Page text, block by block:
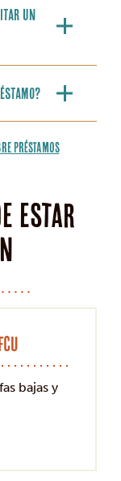
un
PRÉSTAMOS
estar
bajas y